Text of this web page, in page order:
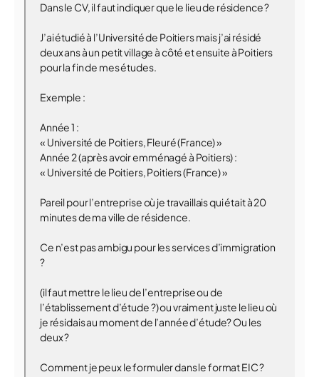
Dans le CV, il faut indiquer que le lieu de résidence ?
J’ai étudié à l’Université de Poitiers mais j’ai résidé
deux ans à un petit village à côté et ensuite à Poitiers
pour la fin de mes études.
Exemple :
Année 1 :
« Université de Poitiers, Fleuré (France) »
Année 2 (après avoir emménagé à Poitiers) :
« Université de Poitiers, Poitiers (France) »
Pareil pour l’entreprise où je travaillais qui était à 20
minutes de ma ville de résidence.
Ce n’est pas ambigu pour les services d’immigration
?
(il faut mettre le lieu de l’entreprise ou de
l’établissement d’étude ?) ou vraiment juste le lieu où
je résidais au moment de l’année d’étude? Ou les
deux ?
Comment je peux le formuler dans le format EIC ?